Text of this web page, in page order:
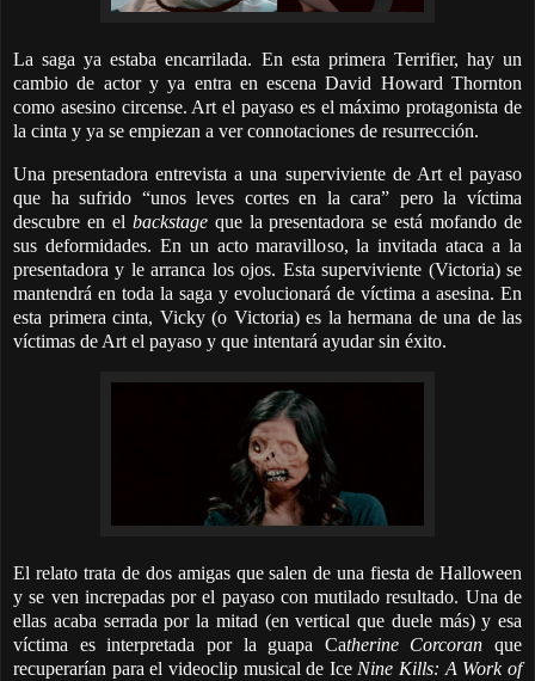
La saga ya estaba encarrilada. En esta primera Terrifier, hay un
cambio de actor y ya entra en escena David Howard Thornton
como asesino circense. Art el payaso es el máximo protagonista de
la cinta y ya se empiezan a ver connotaciones de resurrección.
Una presentadora entrevista a una superviviente de Art el payaso
que ha sufrido “unos leves cortes en la cara” pero la víctima
descubre en el backstageque la presentadora se está mofando de
sus deformidades. En un acto maravilloso, la invitada ataca a la
presentadora y le arranca los ojos. Esta superviviente (Victoria) se
mantendrá en toda la saga y evolucionará de víctima a asesina. En
esta primera cinta, Vicky (o Victoria) es la hermana de una de las
víctimas de Art el payaso y que intentará ayudar sin éxito.
El relato trata de dos amigas que salen de una fiesta de Halloween
y se ven increpadas por el payaso con mutilado resultado. Una de
ellas acaba serrada por la mitad (en vertical que duele más) y esa
víctima es interpretada por la guapa Catherine Corcoran que
recuperarían para el videoclip musical de Ice Nine Kills: A Work of